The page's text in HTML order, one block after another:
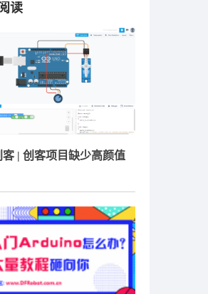
读
| 创客项目缺少高颜值